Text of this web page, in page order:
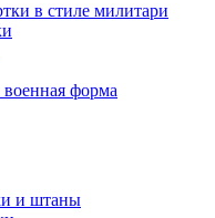
в стиле милитари
форма
и штаны